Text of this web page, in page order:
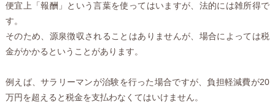
便宜上「報酬」という言葉を使ってはいますが、法的には雑所得で
す。
そのため、源泉徴収されることはありませんが、場合によっては税
金がかかるということがあります。
例えば、サラリーマンが治験を行った場合ですが、負担軽減費が20
万円を超えると税金を支払わなくてはいけません。